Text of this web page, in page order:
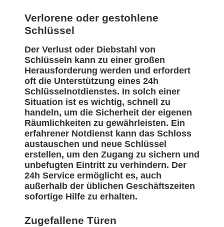
Verlorene oder gestohlene
Schlüssel
Der Verlust oder Diebstahl von
Schlüsseln kann zu einer großen
Herausforderung werden und erfordert
oft die Unterstützung eines 24h
Schlüsselnotdienstes. In solch einer
Situation ist es wichtig, schnell zu
handeln, um die Sicherheit der eigenen
Räumlichkeiten zu gewährleisten. Ein
erfahrener Notdienst kann das Schloss
austauschen und neue Schlüssel
erstellen, um den Zugang zu sichern und
unbefugten Eintritt zu verhindern. Der
24h Service ermöglicht es, auch
außerhalb der üblichen Geschäftszeiten
sofortige Hilfe zu erhalten.
Zugefallene Türen